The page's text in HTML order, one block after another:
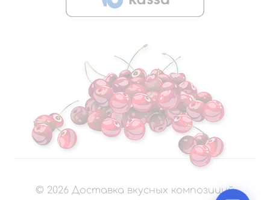
© 2026 Доставка вкусных композиций